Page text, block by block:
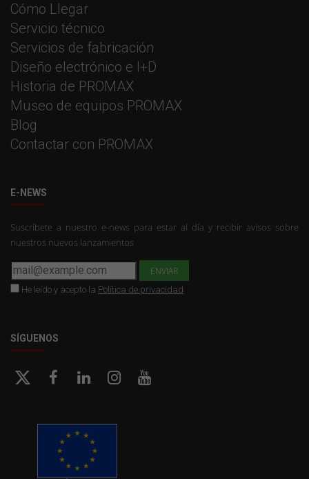
Cómo Llegar
Servicio técnico
Servicios de fabricación
Diseño electrónico e I+D
Historia de PROMAX
Museo de equipos PROMAX
Blog
Contactar con PROMAX
E-NEWS
Suscríbete a nuestro e-news para estar al día y recibir avisos sobre
nuestros nuevos lanzamientos
He leído y acepto la Política de privacidad
SÍGUENOS